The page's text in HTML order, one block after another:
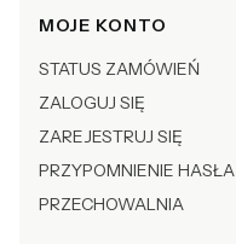
Linki w stopce
MOJE KONTO
STATUS ZAMÓWIEŃ
ZALOGUJ SIĘ
ZAREJESTRUJ SIĘ
PRZYPOMNIENIE HASŁA
PRZECHOWALNIA